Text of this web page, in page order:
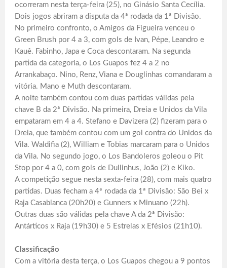
ocorreram nesta terça-feira (25), no Ginásio Santa Cecília.
Dois jogos abriram a disputa da 4ª rodada da 1ª Divisão.
No primeiro confronto, o Amigos da Figueira venceu o
Green Brush por 4 a 3, com gols de Ivan, Pépe, Leandro e
Kauê. Fabinho, Japa e Coca descontaram. Na segunda
partida da categoria, o Los Guapos fez 4 a 2 no
Arrankabaço. Nino, Renz, Viana e Douglinhas comandaram a
vitória. Mano e Muth descontaram.
A noite também contou com duas partidas válidas pela
chave B da 2ª Divisão. Na primeira, Dreia e Unidos da Vila
empataram em 4 a 4. Stefano e Davizera (2) fizeram para o
Dreia, que também contou com um gol contra do Unidos da
Vila. Waldifia (2), William e Tobias marcaram para o Unidos
da Vila. No segundo jogo, o Los Bandoleros goleou o Pit
Stop por 4 a 0, com gols de Dullinhus, João (2) e Kiko.
A competição segue nesta sexta-feira (28), com mais quatro
partidas. Duas fecham a 4ª rodada da 1ª Divisão: São Bei x
Raja Casablanca (20h20) e Gunners x Minuano (22h).
Outras duas são válidas pela chave A da 2ª Divisão:
Antárticos x Raja (19h30) e 5 Estrelas x Efésios (21h10).
Classificação
Com a vitória desta terça, o Los Guapos chegou a 9 pontos